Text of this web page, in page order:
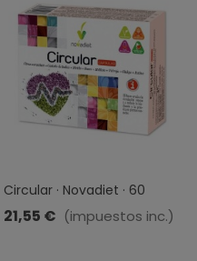
Circular · Novadiet · 60
Cápsulas
21,55 € (impuestos inc.)